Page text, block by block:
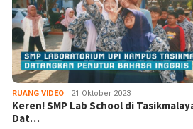
RUANG VIDEO 21 Oktober 2023
Keren! SMP Lab School di
Dat…